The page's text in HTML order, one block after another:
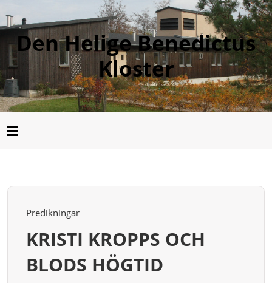
Den Helige Benedictus
Kloster
Predikningar
KRISTI KROPPS OCH
BLODS HÖGTID